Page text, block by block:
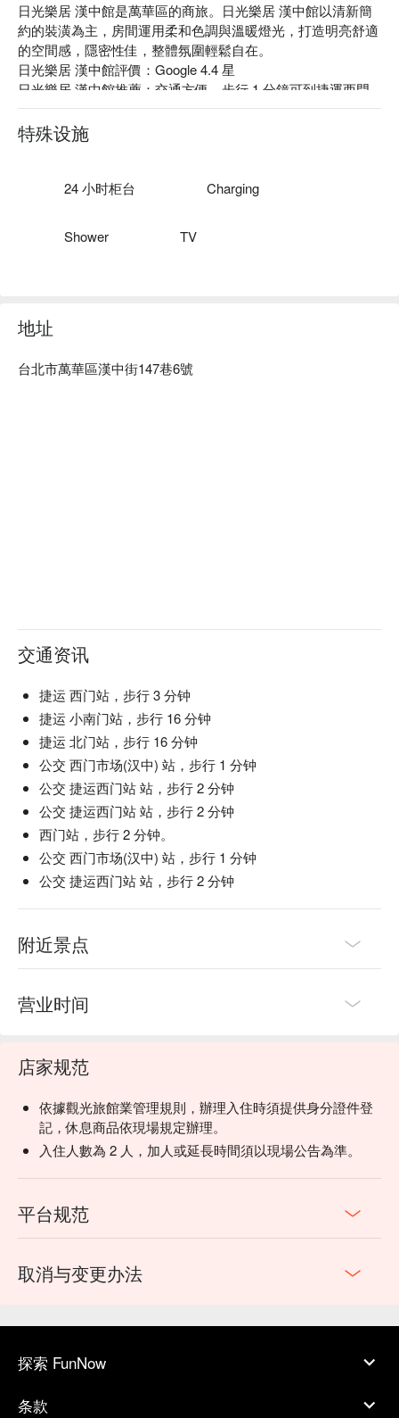
日光樂居 漢中館是萬華區的商旅。日光樂居 漢中館以清新簡
約的裝潢為主，房間運用柔和色調與溫暖燈光，打造明亮舒適
的空間感，隱密性佳，整體氛圍輕鬆自在。
日光樂居 漢中館評價：Google 4.4 星
日光樂居 漢中館推薦：交通方便，步行 1 分鐘可到捷運西門
站。鄰近西門町商圈、西門紅樓、電影街等熱門景點，逛街美
食選擇豐富。
日光樂居 漢中館優惠、日光樂居 漢中館住宿方案、日光樂居
特殊设施
24 小时柜台 Charging
Shower TV
地址
台北市萬華區漢中街147巷6號
交通资讯
捷运 西门站，步行 3 分钟
捷运 小南门站，步行 16 分钟
捷运 北门站，步行 16 分钟
公交 西门市场(汉中) 站，步行 1 分钟
公交 捷运西门站 站，步行 2 分钟
公交 捷运西门站 站，步行 2 分钟
西门站，步行 2 分钟。
公交 西门市场(汉中) 站，步行 1 分钟
公交 捷运西门站 站，步行 2 分钟
附近景点
营业时间
店家规范
依據觀光旅館業管理規則，辦理入住時須提供身分證件登
記，休息商品依現場規定辦理。
入住人數為 2 人，加人或延長時間須以現場公告為準。
平台规范
取消与变更办法
探索 FunNow
条款